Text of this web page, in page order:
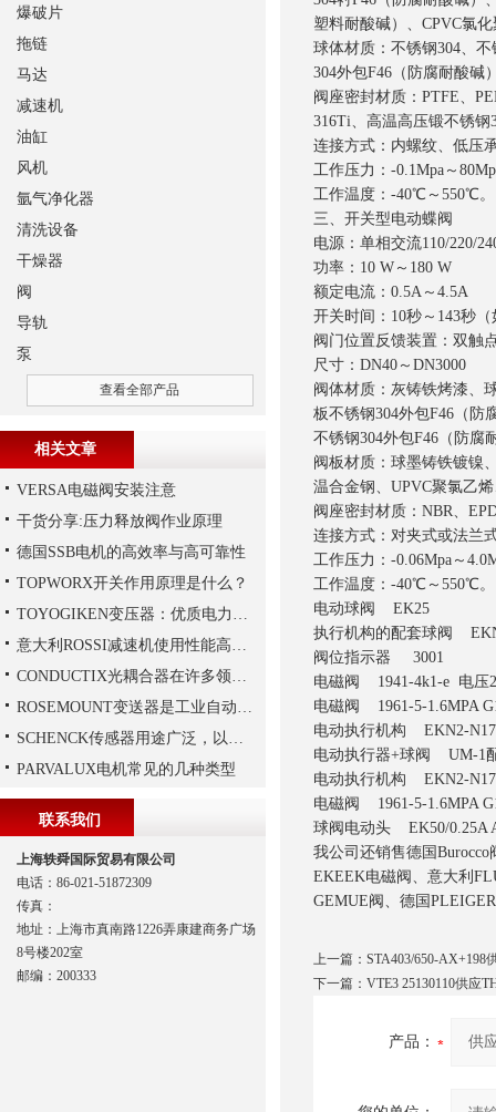
塑料耐酸碱）、CPVC氯
球体材质：不锈钢304、
304外包F46（防腐耐酸碱
阀座密封材质：PTFE、
316Ti、高温高压锻不锈
连接方式：内螺纹、低压
工作压力：-0.1Mpa～
工作温度：-40℃～550℃。
三、开关型电动蝶阀
电源：单相交流110/220/
功率：10 W～180 W
额定电流：0.5A～4.5A
开关时间：10秒～143秒
阀门位置反馈装置：双触
尺寸：DN40～DN3000
阀体材质：灰铸铁烤漆、
板不锈钢304外包F46（防
不锈钢304外包F46（防腐
阀板材质：球墨铸铁镀镍
温合金钢、UPVC聚氯乙
阀座密封材质：NBR、
连接方式：对夹式或法兰
工作压力：-0.06Mpa～
工作温度：-40℃～550℃
电动球阀 EK25
执行机构的配套球阀
阀位指示器 3001
电磁阀 1941-4k1-e 电压
电磁阀 1961-5-1.6MPA
电动执行机构 EKN2-
电动执行器+球阀 UM-1
电动执行机构 EKN2-
电磁阀 1961-5-1.6MPA
球阀电动头 EK50/0.25A
我公司还销售德国
EKEEK电磁阀、意大利
GEMUE阀、德国
上一篇： STA403/650-
下一篇： VTE3 25130110供应
产品：
爆破片
拖链
马达
减速机
油缸
风机
氩气净化器
清洗设备
干燥器
阀
导轨
泵
查看全部产品
相关文章
VERSA电磁阀安装注意
干货分享:压力释放阀作业原理
德国SSB电机的高效率与高可靠性
TOPWORX开关作用原理是什么？
TOYOGIKEN变压器：优质电力转换与可靠性的解决方案“
意大利ROSSI减速机使用性能高、持久，运行平稳
CONDUCTIX光耦合器在许多领域都得到了广泛的应用
ROSEMOUNT变送器是工业自动化领域中的重要组成部分
SCHENCK传感器用途广泛，以下是一些常见的应用领域
PARVALUX电机常见的几种类型
联系我们
上海轶舜国际贸易有限公司
电话：86-021-51872309
传真：
地址：上海市真南路1226弄康建商务广场
8号楼202室
邮编：200333